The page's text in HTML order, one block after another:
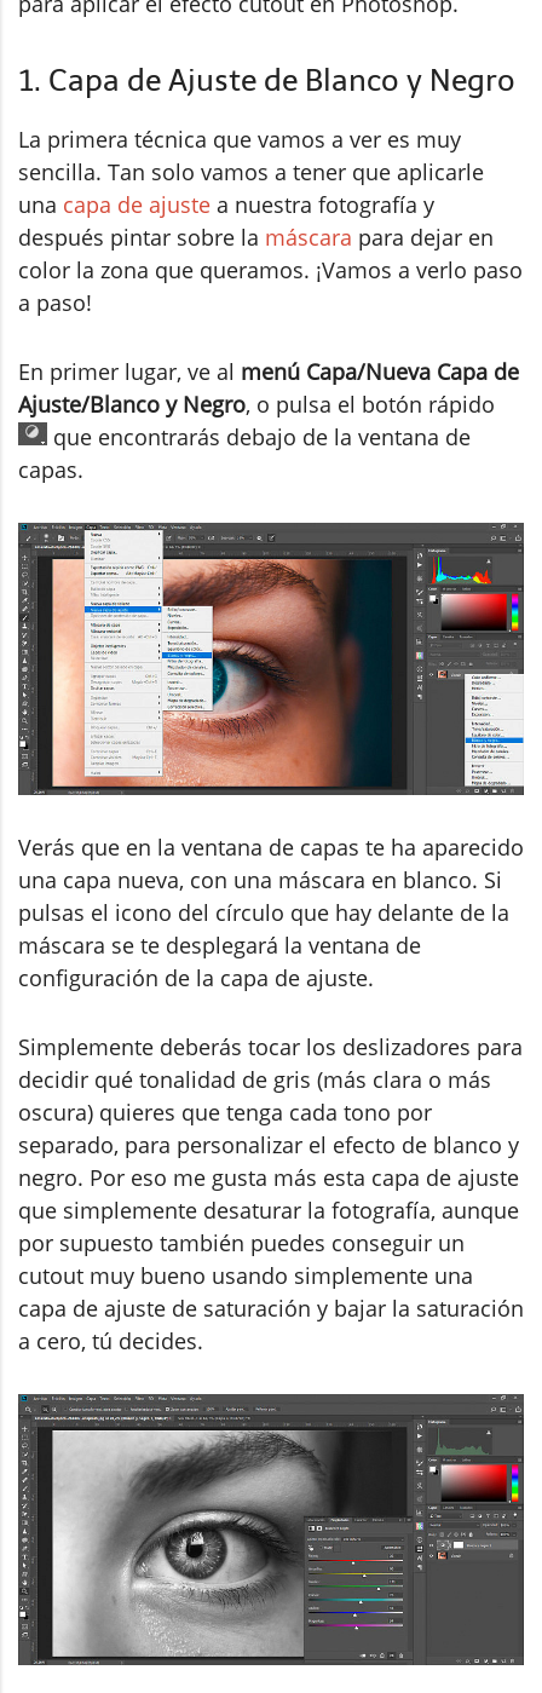
1. Capa de Ajuste de Blanco y Negro
La primera técnica que vamos a ver es muy
sencilla. Tan solo vamos a tener que aplicarle
una capa de ajuste a nuestra fotografía y
después pintar sobre la máscara para dejar en
color la zona que queramos. ¡Vamos a verlo paso
a paso!
En primer lugar, ve al menú Capa/Nueva Capa de
Ajuste/Blanco y Negro, o pulsa el botón rápido
que encontrarás debajo de la ventana de
capas.
Verás que en la ventana de capas te ha aparecido
una capa nueva, con una máscara en blanco. Si
pulsas el icono del círculo que hay delante de la
máscara se te desplegará la ventana de
configuración de la capa de ajuste.
Simplemente deberás tocar los deslizadores para
decidir qué tonalidad de gris (más clara o más
oscura) quieres que tenga cada tono por
separado, para personalizar el efecto de blanco y
negro. Por eso me gusta más esta capa de ajuste
que simplemente desaturar la fotografía, aunque
por supuesto también puedes conseguir un
cutout muy bueno usando simplemente una
capa de ajuste de saturación y bajar la saturación
a cero, tú decides.